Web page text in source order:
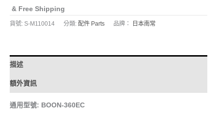
& Free Shipping
貨號: S-M110014 分類: 配件 Parts 品牌： 日本南常
描述
額外資訊
通用型號: BOON-360EC